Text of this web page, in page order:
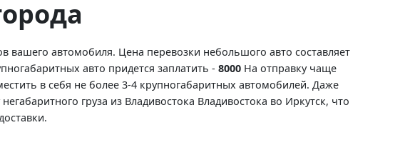
вашего автомобиля. Цена перевозки небольшого авто составляет
авто придется заплатить - 8000На отправку чаще
в себя не более 3-4 крупногабаритных автомобилей. Даже
груза из Владивостока Владивостока во Иркутск, что